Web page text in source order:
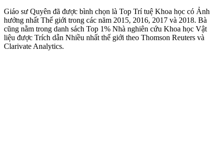
Giáo sư Quyên đã được bình chọn là Top Trí tuệ Khoa học có Ảnh
hưởng nhất Thế giới trong các năm 2015, 2016, 2017 và 2018. Bà
cũng nằm trong danh sách Top 1% Nhà nghiên cứu Khoa học Vật
liệu được Trích dẫn Nhiều nhất thế giới theo Thomson Reuters và
Clarivate Analytics.